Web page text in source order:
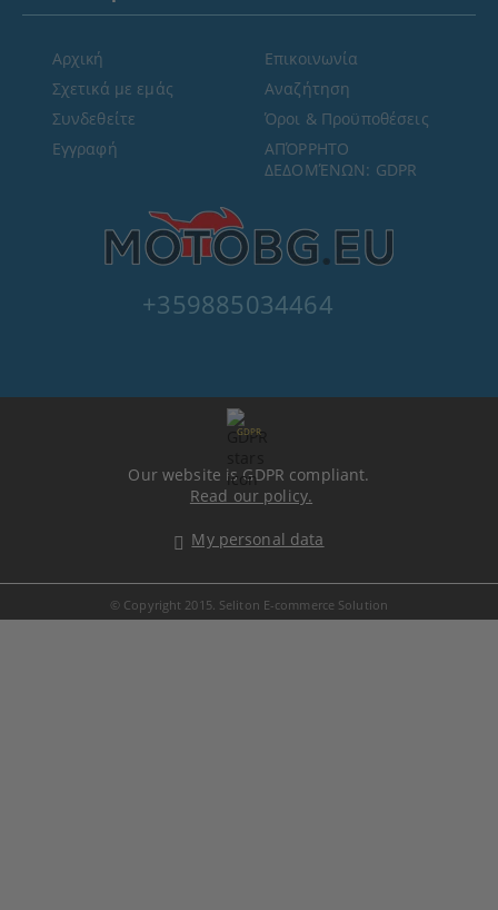
+359885034464
Αρχική
Σχετικά με εμάς
Συνδεθείτε
Εγγραφή
Επικοινωνία
Αναζήτηση
Όροι & Προϋποθέσεις
ΑΠΌΡΡΗΤΟ
ΔΕΔΟΜΈΝΩΝ: GDPR
GDPR
Our website is GDPR compliant.
Read our policy.
My personal data
© Copyright 2015. Seliton E-commerce Solution